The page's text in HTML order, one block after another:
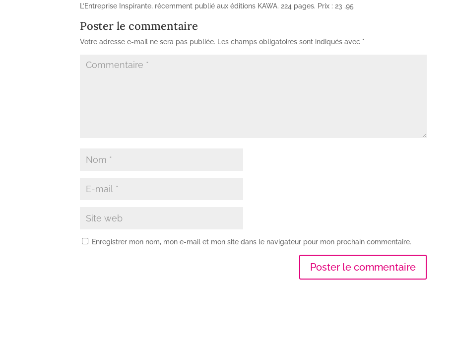
L’Entreprise Inspirante, récemment publié aux éditions KAWA. 224 pages. Prix : 23 ,95
Poster le commentaire
Votre adresse e-mail ne sera pas publiée. Les champs obligatoires sont indiqués avec *
Enregistrer mon nom, mon e-mail et mon site dans le navigateur pour mon prochain commentaire.